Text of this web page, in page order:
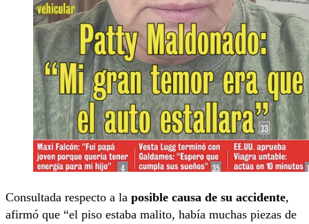
Consultada respecto a la posible causa de su accidente,
afirmó que “el piso estaba malito, había muchas piezas de